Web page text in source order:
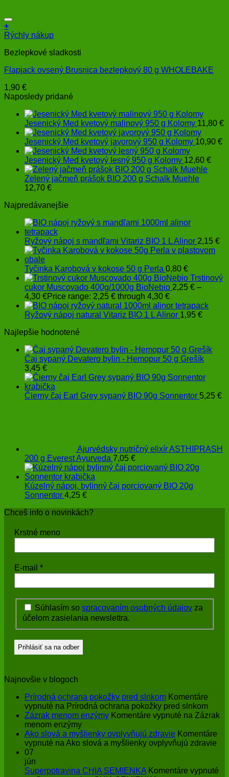
+
Rýchly nákup
Bezlepkové sladkosti
Flapjack ovsený Brusnica bezlepkový 80 g WHOLEBAKE
1,90 €
Naposledy pridané
Jesenický Med kvetový malinový 950 g Kolomy 11,80 €
Jesenický Med kvetový javorový 950 g Kolomy 10,90 €
Jesenický Med kvetový lesný 950 g Kolomy 12,60 €
Zelený jačmeň prášok BIO 200 g Schalk Muehle
12,70 €
Najpredávanejšie
Ryžový nápoj s mandľami Vitariz BIO 1 L Alinor 2,15 €
Tyčinka Karobová v kokose 50 g Perla 0,80 €
Trstinový
cukor Muscovado 400g/1000g BioNebio 2,25 € –
4,30 €Price range: 2,25 € through 4,30 €
Ryžový nápoj natural Vitariz BIO 1 L Alinor 1,95 €
Najlepšie hodnotené
Čaj sypaný Devatero bylin - Hemopur 50 g Grešík
3,45 €
Čierny čaj Earl Grey sypaný BIO 90g Sonnentor 5,25 €
Ajurvédsky nutričný elixír ASTHIPRASH
200 g Everest Ayurveda 7,05 €
Kúzelný nápoj, bylinný čaj porciovaný BIO 20g
Sonnentor 4,25 €
Chceš info o novinkách?
Krstné meno
E-mail *
Súhlasím so spracovaním osobných údajov za
účelom zasielania newslettra.
Najnovšie v blogoch
Prírodná ochrana pokožky pred slnkom Komentáre
vypnuté na Prírodná ochrana pokožky pred slnkom
Zázrak menom enzýmy Komentáre vypnuté na Zázrak
menom enzýmy
Ako slová a myšlienky ovplyvňujú zdravie Komentáre
vypnuté na Ako slová a myšlienky ovplyvňujú zdravie
07
jún
Superpotravina CHIA SEMIENKA Komentáre vypnuté